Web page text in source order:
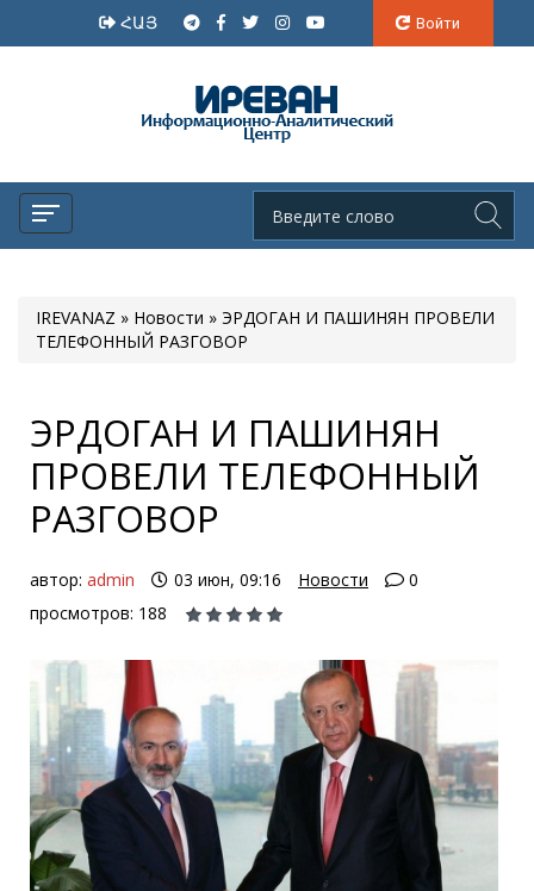
ՀԱՅ Войти
IREVANAZ » Новости » ЭРДОГАН И ПАШИНЯН ПРОВЕЛИ
ТЕЛЕФОННЫЙ РАЗГОВОР
ЭРДОГАН И ПАШИНЯН
ПРОВЕЛИ ТЕЛЕФОННЫЙ
РАЗГОВОР
автор: admin 03 июн, 09:16 Новости
0
просмотров: 188